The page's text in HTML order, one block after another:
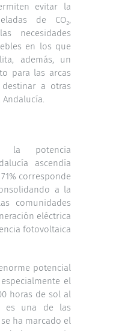
evitar la
de CO₂,
necesidades
en los que
además, un
para las arcas
a otras
potencia
ascendía
71% corresponde
a la
comunidades
eléctrica
fotovoltaica
potencial
el
horas de sol al
es una de las
ha marcado el